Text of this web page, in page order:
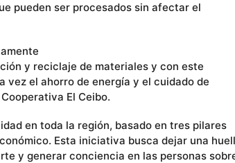
pueden ser procesados sin afectar el
y reciclaje de materiales y con este
vez el ahorro de energía y el cuidado de
El Ceibo.
en toda la región, basado en tres pilares
Esta iniciativa busca dejar una
y generar conciencia en las personas